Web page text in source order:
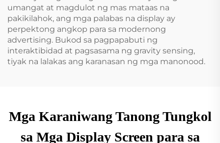
umangat at magdulot ng mas mataas na
pakikilahok, ang mga palabas na display ay
perpektong angkop para sa modernong
advertising. Bukod sa pagpapabuti ng
interaktibidad at pagsasama ng gravity sensing,
tiyak na lalakas ang karanasan ng mga manonood.
Mga Karaniwang Tanong Tungkol
sa Mga Display Screen para sa